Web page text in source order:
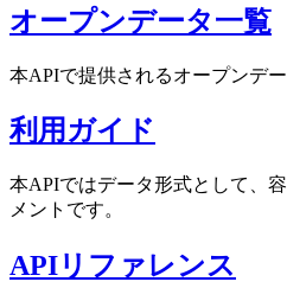
オープンデータ一覧
本APIで提供されるオープンデー
利用ガイド
本APIではデータ形式として、
メントです。
APIリファレンス